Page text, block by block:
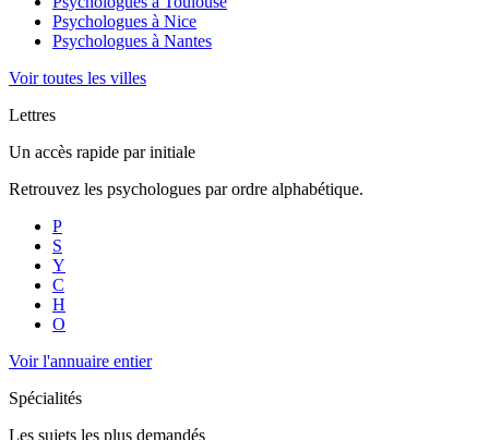
Psychologues à Nice
Psychologues à Nantes
Voir toutes les villes
Lettres
Un accès rapide par initiale
Retrouvez les psychologues par ordre alphabétique.
P
S
Y
C
H
O
Voir l'annuaire entier
Spécialités
Les sujets les plus demandés